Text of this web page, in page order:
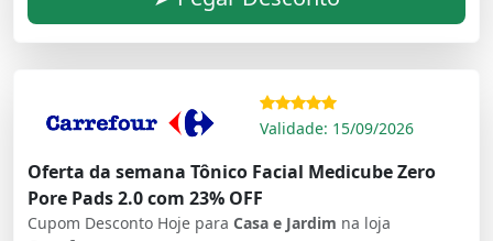
Validade: 15/09/2026
Oferta da semana Tônico Facial Medicube Zero
Pore Pads 2.0 com 23% OFF
Cupom Desconto Hoje para Casa e Jardim na loja